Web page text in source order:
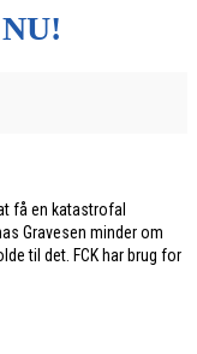
få en katastrofal
Gravesen minder om
til det. FCK har brug for